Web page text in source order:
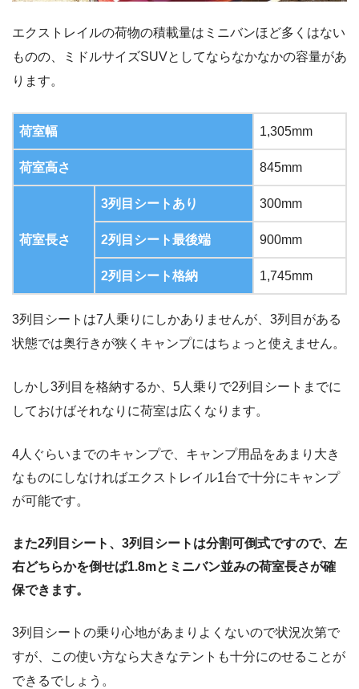
エクストレイルの荷物の積載量はミニバンほど多くはない
ものの、ミドルサイズSUVとしてならなかなかの容量があ
ります。
荷室幅 1,305mm
荷室高さ 845mm
荷室長さ
3列目シートあり 300mm
2列目シート最後端 900mm
2列目シート格納 1,745mm
3列目シートは7人乗りにしかありませんが、3列目がある
状態では奥行きが狭くキャンプにはちょっと使えません。
しかし3列目を格納するか、5人乗りで2列目シートまでに
しておけばそれなりに荷室は広くなります。
4人ぐらいまでのキャンプで、キャンプ用品をあまり大き
なものにしなければエクストレイル1台で十分にキャンプ
が可能です。
また2列目シート、3列目シートは分割可倒式ですので、左
右どちらかを倒せば1.8mとミニバン並みの荷室長さが確
保できます。
3列目シートの乗り心地があまりよくないので状況次第で
すが、この使い方なら大きなテントも十分にのせることが
できるでしょう。